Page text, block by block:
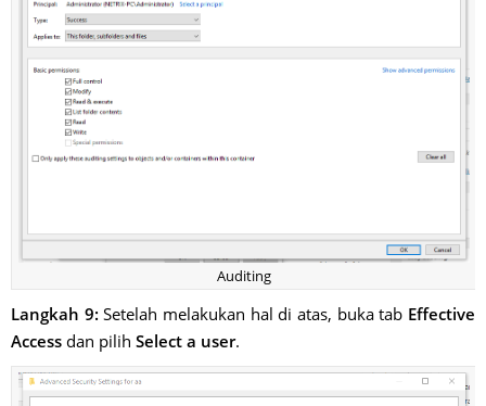
Auditing
Langkah 9: Setelah melakukan hal di atas, buka tab Effective
Access dan pilih Select a user.